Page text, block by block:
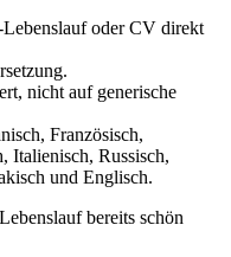
oder CV direkt
nicht auf generische
Französisch,
Italienisch, Russisch,
und Englisch.
bereits schön